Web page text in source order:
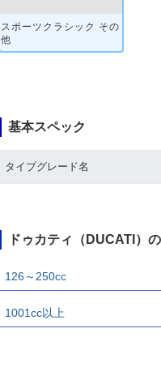
スポーツクラシック その
他
基本スペック
タイプグレード名
ドゥカティ（DUCATI）
126～250cc
1001cc以上